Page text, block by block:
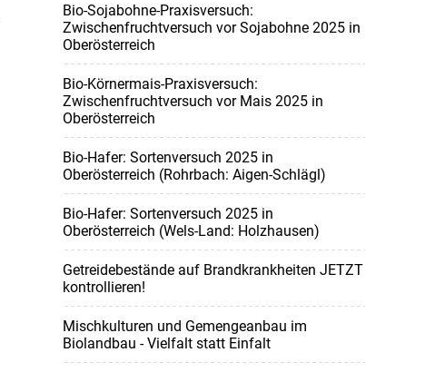
Bio-Sojabohne-Praxisversuch:
Zwischenfruchtversuch vor Sojabohne 2025 in
Oberösterreich
Bio-Körnermais-Praxisversuch:
Zwischenfruchtversuch vor Mais 2025 in
Oberösterreich
Bio-Hafer: Sortenversuch 2025 in
Oberösterreich (Rohrbach: Aigen-Schlägl)
Bio-Hafer: Sortenversuch 2025 in
Oberösterreich (Wels-Land: Holzhausen)
Getreidebestände auf Brandkrankheiten JETZT
kontrollieren!
Mischkulturen und Gemengeanbau im
Biolandbau - Vielfalt statt Einfalt